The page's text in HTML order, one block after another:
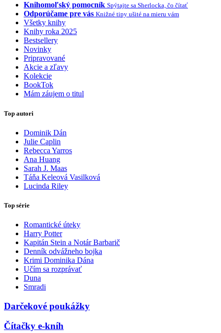
Knihomoľský pomocník Spýtajte sa Sherlocka, čo čítať
Odporúčame pre vás Knižné tipy ušité na mieru vám
Všetky knihy
Knihy roka 2025
Bestsellery
Novinky
Pripravované
Akcie a zľavy
Kolekcie
BookTok
Mám záujem o titul
Top autori
Dominik Dán
Julie Caplin
Rebecca Yarros
Ana Huang
Sarah J. Maas
Táňa Keleová Vasilková
Lucinda Riley
Top série
Romantické úteky
Harry Potter
Kapitán Stein a Notár Barbarič
Denník odvážneho bojka
Krimi Dominika Dána
Učím sa rozprávať
Duna
Smradi
Darčekové poukážky
Čítačky e-kníh